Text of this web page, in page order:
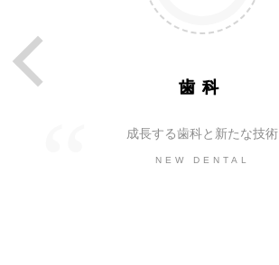
歯科
成長する歯科と新たな技術
NEW DENTAL